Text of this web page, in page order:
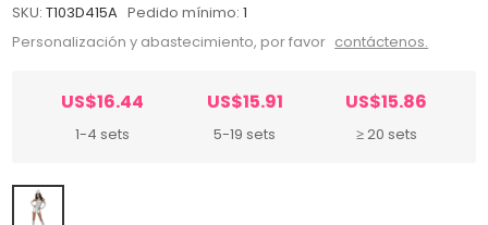
SKU: T103D415A Pedido mínimo: 1
Personalización y abastecimiento, por favor contáctenos.
US$16.44
1-4 sets
US$15.91
5-19 sets
US$15.86
≥ 20 sets